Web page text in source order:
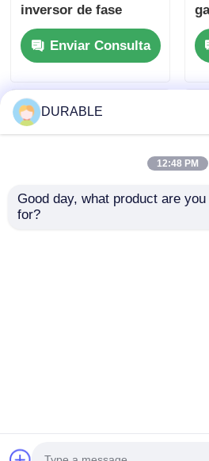
inversor de fase
única de inicio de
retroceso con nivel
de ruido de 62 DB
construcción y
energía de
emergencia
Enviar Consulta
DURABLE
12:48 PM
Good day, what product are
for?